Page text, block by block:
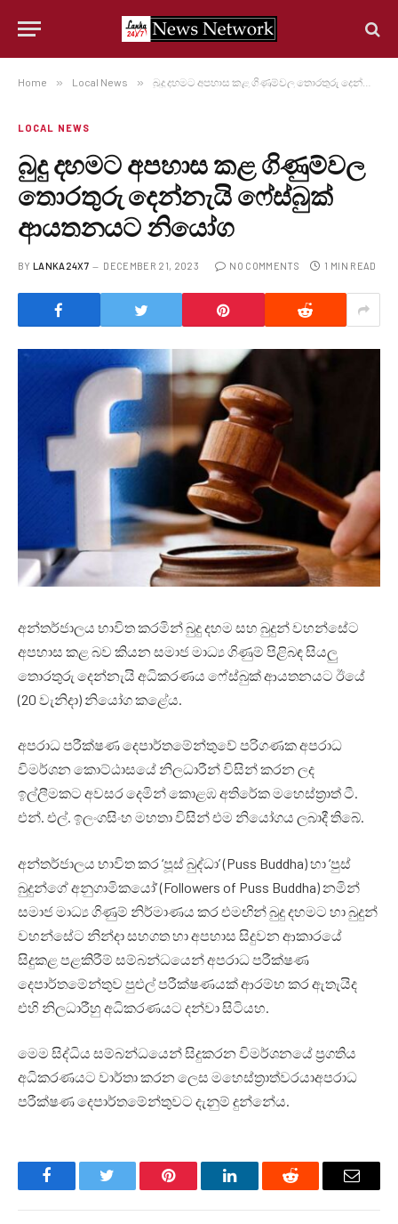
Home » Local News » බුදු දහමට අපහාස කළ ගිණුම්වල තොරතුරු දෙන්නැයි ෆේස්බුක් ආයතනයට නියෝග
LOCAL NEWS
බුදු දහමට අපහාස කළ ගිණුම්වල
තොරතුරු දෙන්නැයි ෆේස්බුක්
ආයතනයට නියෝග
BY LANKA24X7 DECEMBER 21, 2023 NO COMMENTS 1 MIN READ
අන්තර්ජාලය භාවිත කරමින් බුදු දහම සහ බුදුන් වහන්සේට
අපහාස කළ බව කියන සමාජ මාධ්‍ය ගිණුම් පිළිබඳ සියලු
තොරතුරු දෙන්නැයි අධිකරණය ෆේස්බුක් ආයතනයට ඊයේ
(20 වැනිදා) නියෝග කළේය.
අපරාධ පරීක්ෂණ දෙපාර්තමේන්තුවේ පරිගණක අපරාධ
විමර්ශන කොට්ඨාසයේ නිලධාරීන් විසින් කරන ලද
ඉල්ලීමකට අවසර දෙමින් කොළඹ අතිරේක මහෙස්ත්‍රාත් ටී.
එන්. එල්. ඉලංගසිංහ මහතා විසින් එම නියෝගය ලබාදී තිබේ.
අන්තර්ජාලය භාවිත කර ‘පූස් බුද්ධා’ (Puss Buddha) හා ‘පුස්
බුදුන්ගේ අනුගාමිකයෝ’ (Followers of Puss Buddha) නමින්
සමාජ මාධ්‍ය ගිණුම් නිර්මාණය කර එමඟින් බුදු දහමට හා බුදුන්
වහන්සේට නින්දා සහගත හා අපහාස සිදුවන ආකාරයේ
සිදුකළ පළකිරීම් සම්බන්ධයෙන් අපරාධ පරීක්ෂණ
දෙපාර්තමේන්තුව පුළුල් පරීක්ෂණයක් ආරම්භ කර ඇතැයිද
එහි නිලධාරීහු අධිකරණයට දන්වා සිටියහ.
මෙම සිද්ධිය සම්බන්ධයෙන් සිදුකරන විමර්ශනයේ ප්‍රගතිය
අධිකරණයට වාර්තා කරන ලෙස මහෙස්ත්‍රාත්වරයාඅපරාධ
පරීක්ෂණ දෙපාර්තමේන්තුවට දැනුම් දුන්නේය.
FacebookTwitter Pinterest LinkedInReddit Email